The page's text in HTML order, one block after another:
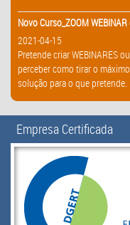
Novo Curso_ZOOM
2021-04-15
Pretende criar WEBINARES
perceber como tirar o
solução para o que pretende.
Empresa Certificada